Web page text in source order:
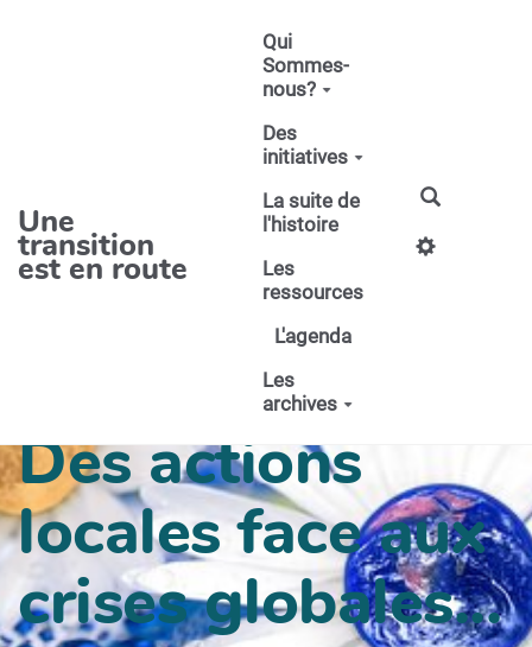
Une
transition
est en route
Qui
Sommes-
nous?
Des
initiatives
La suite de
l'histoire
Les
ressources
L'agenda
Les
archives
Des actions
locales face aux
crises globales...